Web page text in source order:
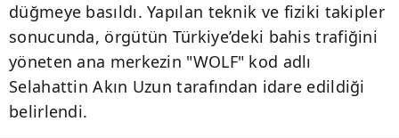
düğmeye basıldı. Yapılan teknik ve fiziki takipler
sonucunda, örgütün Türkiye’deki bahis trafiğini
yöneten ana merkezin "WOLF" kod adlı
Selahattin Akın Uzun tarafından idare edildiği
belirlendi.